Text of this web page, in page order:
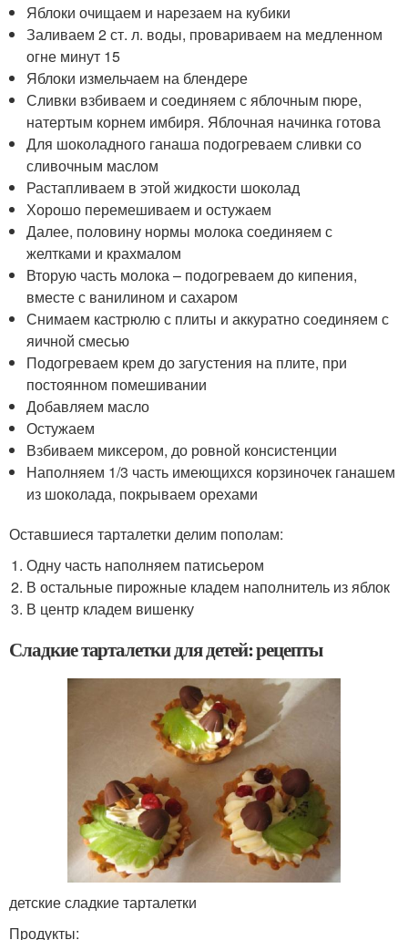
Яблоки очищаем и нарезаем на кубики
Заливаем 2 ст. л. воды, провариваем на медленном
огне минут 15
Яблоки измельчаем на блендере
Сливки взбиваем и соединяем с яблочным пюре,
натертым корнем имбиря. Яблочная начинка готова
Для шоколадного ганаша подогреваем сливки со
сливочным маслом
Растапливаем в этой жидкости шоколад
Хорошо перемешиваем и остужаем
Далее, половину нормы молока соединяем с
желтками и крахмалом
Вторую часть молока – подогреваем до кипения,
вместе с ванилином и сахаром
Снимаем кастрюлю с плиты и аккуратно соединяем с
яичной смесью
Подогреваем крем до загустения на плите, при
постоянном помешивании
Добавляем масло
Остужаем
Взбиваем миксером, до ровной консистенции
Наполняем 1/3 часть имеющихся корзиночек ганашем
из шоколада, покрываем орехами
Оставшиеся тарталетки делим пополам:
Одну часть наполняем патисьером
В остальные пирожные кладем наполнитель из яблок
В центр кладем вишенку
Сладкие тарталетки для детей: рецепты
детские сладкие тарталетки
Продукты: